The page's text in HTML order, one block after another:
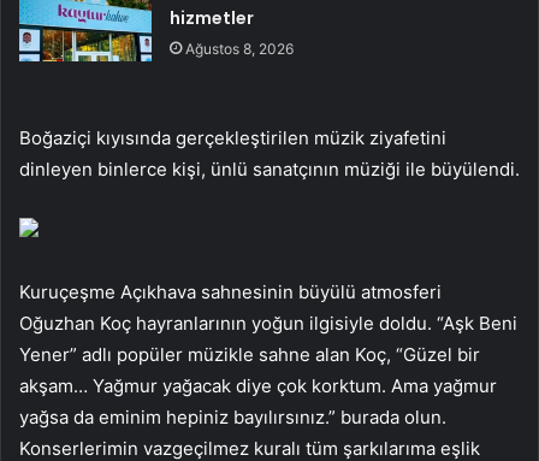
hizmetler
Ağustos 8, 2026
Boğaziçi kıyısında gerçekleştirilen müzik ziyafetini
dinleyen binlerce kişi, ünlü sanatçının müziği ile büyülendi.
Kuruçeşme Açıkhava sahnesinin büyülü atmosferi
Oğuzhan Koç hayranlarının yoğun ilgisiyle doldu. “Aşk Beni
Yener” adlı popüler müzikle sahne alan Koç, “Güzel bir
akşam… Yağmur yağacak diye çok korktum. Ama yağmur
yağsa da eminim hepiniz bayılırsınız.” burada olun.
Konserlerimin vazgeçilmez kuralı tüm şarkılarıma eşlik